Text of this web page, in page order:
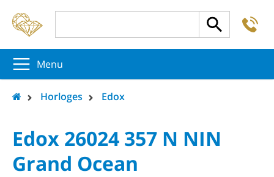
Menu
Horloges Edox
Edox 26024 357 N NIN
Grand Ocean